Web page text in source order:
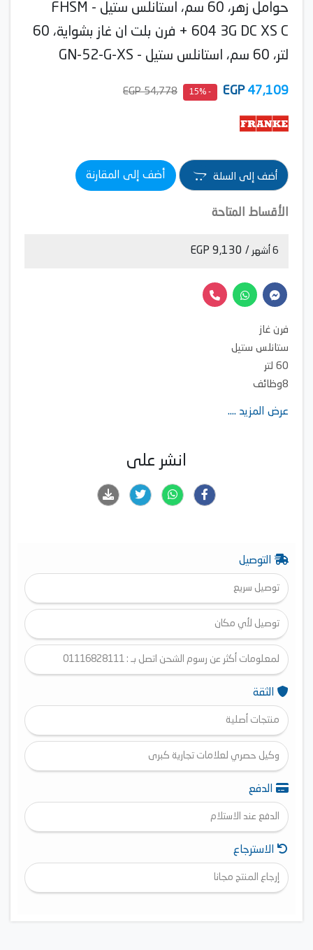
حوامل زهر، 60 سم، استانلس ستيل - FHSM
604 3G DC XS C + فرن بلت ان غاز بشواية، 60
لتر، 60 سم، استانلس ستيل - GN-52-G-XS
47,109
EGP
- 15%
54,778 EGP
أضف إلى السلة أضف إلى المقارنة
الأقساط المتاحة
6 أشهر / 9,130 EGP
فرن غاز
ستانلس ستيل
60 لتر
8وظائف
النوع: غاز مستقل
عرض المزيد ....
انشر على
التوصيل
توصيل سريع
توصيل لأي مكان
لمعلومات أكثر عن رسوم الشحن اتصل بـ : 01116828111
الثقة
منتجات أصلية
وكيل حصري لعلامات تجارية كبرى
الدفع
الدفع عند الاستلام
الاسترجاع
إرجاع المنتج مجانا